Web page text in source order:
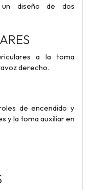
diseño de dos
a la toma
derecho.
de encendido y
y la toma auxiliar en